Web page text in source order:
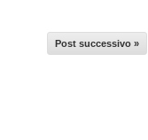
Post successivo »